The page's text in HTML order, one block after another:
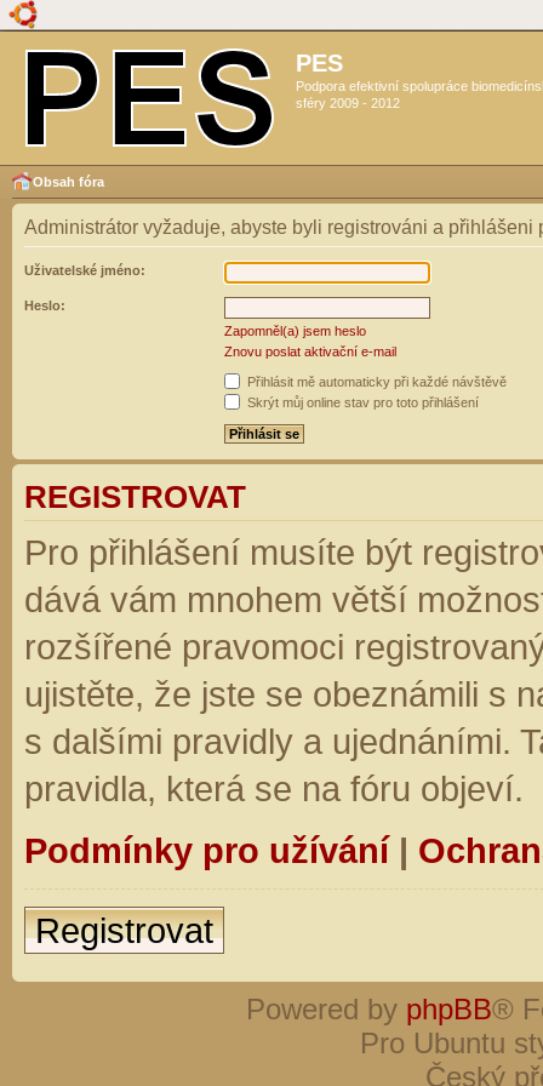
PES
Podpora efektivní spolupráce
sféry 2009 - 2012
Obsah fóra
Administrátor vyžaduje, abyste byli registrováni a přihlášeni
Uživatelské jméno:
Heslo:
Zapomněl(a) jsem heslo
Znovu poslat aktivační e-mail
Přihlásit mě automaticky při každé návštěvě
Skrýt můj online stav pro toto přihlášení
REGISTROVAT
Pro přihlášení musíte být
dává vám mnohem větší
rozšířené pravomoci
ujistěte, že jste se obeznámili s
s dalšími pravidly a ujednáními.
pravidla, která se na fóru objeví.
Podmínky pro užívání|
Registrovat
Powered by phpBB®
Pro Ubuntu
Český